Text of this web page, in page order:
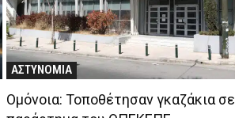
ΑΣΤΥΝΟΜΙΑ
Ομόνοια: Τοποθέτησαν γκαζάκια σε